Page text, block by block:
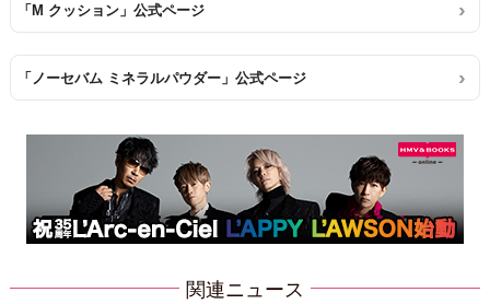
「M クッション」公式ページ
「ノーセバム ミネラルパウダー」公式ページ
関連ニュース